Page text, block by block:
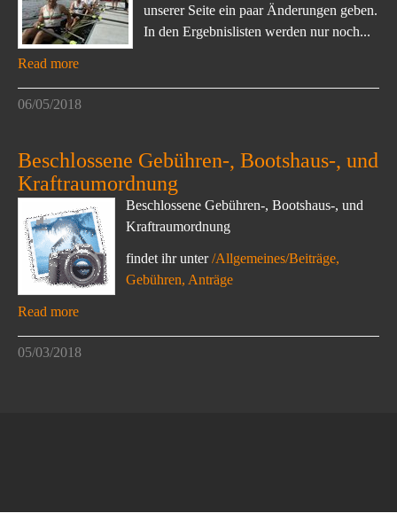
unserer Seite ein paar Änderungen geben.
In den Ergebnislisten werden nur noch...
Read more
06/05/2018
Beschlossene Gebühren-, Bootshaus-, und
Kraftraumordnung
Beschlossene Gebühren-, Bootshaus-, und
Kraftraumordnung
findet ihr unter/Allgemeines/Beiträge,
Gebühren, Anträge
Read more
05/03/2018